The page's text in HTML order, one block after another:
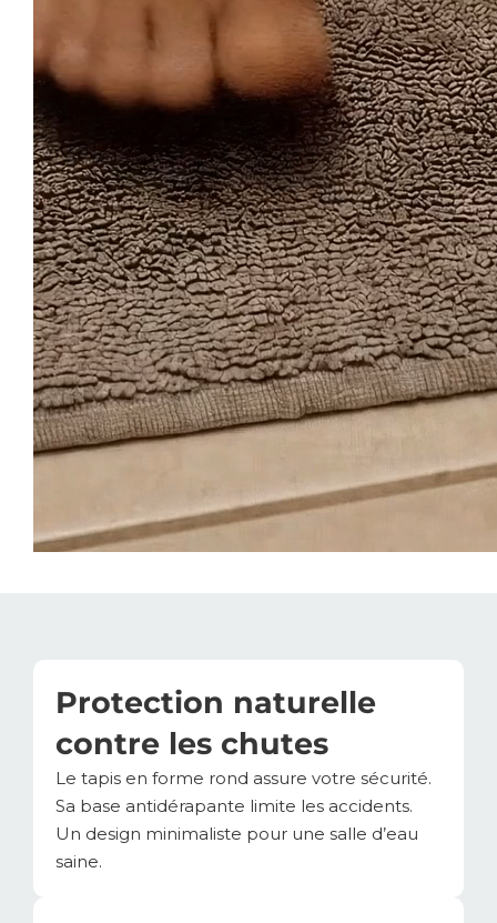
Protection naturelle
contre les chutes
Le tapis en forme rond assure votre sécurité.
Sa base antidérapante limite les accidents.
Un design minimaliste pour une salle d’eau
saine.